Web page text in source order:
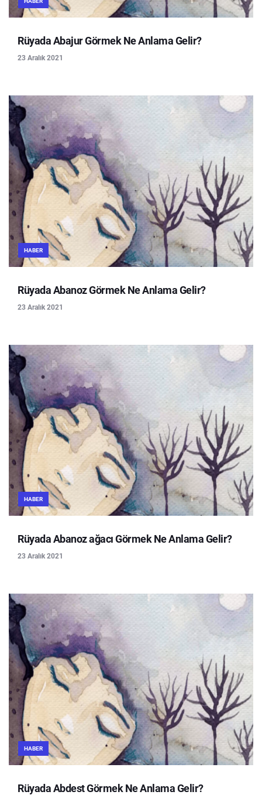
Rüyada Abajur Görmek Ne Anlama Gelir?
23 Aralık 2021
HABER
Rüyada Abanoz Görmek Ne Anlama Gelir?
23 Aralık 2021
HABER
Rüyada Abanoz ağacı Görmek Ne Anlama Gelir?
23 Aralık 2021
HABER
Rüyada Abdest Görmek Ne Anlama Gelir?